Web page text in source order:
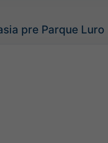
pre Parque Luro